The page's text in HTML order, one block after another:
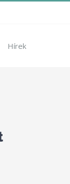
Hírek